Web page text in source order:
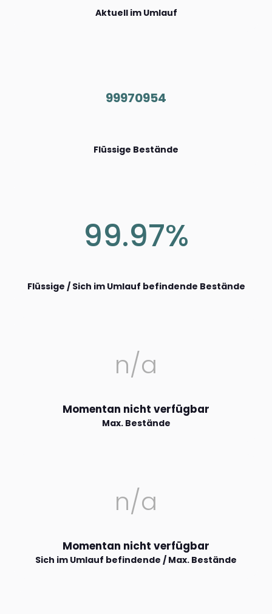
Aktuell im Umlauf
99970954
Flüssige Bestände
99.97%
Flüssige / Sich im Umlauf befindende Bestände
n/a
Momentan nicht verfügbar
Max. Bestände
n/a
Momentan nicht verfügbar
Sich im Umlauf befindende / Max. Bestände